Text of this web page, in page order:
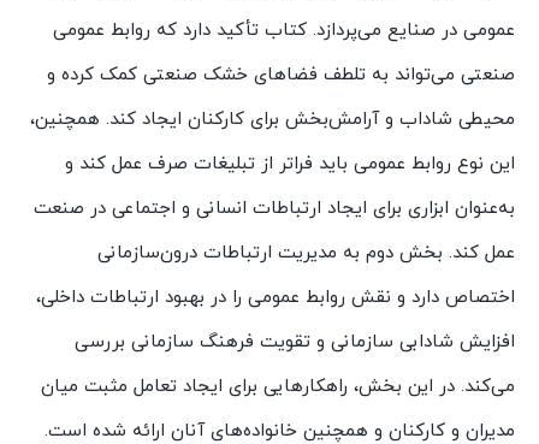
عمومی در صنایع می‌پردازد. کتاب تأکید دارد که روابط عمومی
صنعتی می‌تواند به تلطف فضاهای خشک صنعتی کمک کرده و
محیطی شاداب و آرامش‌بخش برای کارکنان ایجاد کند. همچنین،
این نوع روابط عمومی باید فراتر از تبلیغات صرف عمل کند و
به‌عنوان ابزاری برای ایجاد ارتباطات انسانی و اجتماعی در صنعت
عمل کند. بخش دوم به مدیریت ارتباطات درون‌سازمانی
اختصاص دارد و نقش روابط عمومی را در بهبود ارتباطات داخلی،
افزایش شادابی سازمانی و تقویت فرهنگ سازمانی بررسی
می‌کند. در این بخش، راهکارهایی برای ایجاد تعامل مثبت میان
مدیران و کارکنان و همچنین خانواده‌های آنان ارائه شده است.